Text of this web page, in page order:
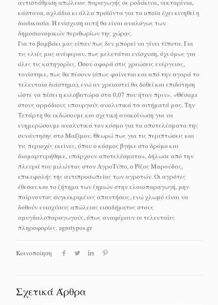
αντιστάθμιση απώλειας παραγωγής σε ροδάκινα, νεκταρίνια,
κάστανα, αχλάδια κι άλλα προϊόντα για τα οποία έχει κινηθεί η
διαδικασία. Η ενίσχυση αυτή θα είναι αναλόγως των
δημοσιονομικών περιθωρίων της χώρας.
Για το βαμβάκι μας είπαν πως δεν μπορεί να γίνει τίποτα. Για
τις ελιές μας ανέφεραν, πως μελετάται ενίσχυση, όχι όμως για
όλες τις κατηγορίες. Όσον αφορά στις χρεώσεις ενέργειας,
τονίστηκε, πως θα πέσουν (όπως φαίνεται και από την αγορά το
τελευταίο διάστημα), ενώ αν χρειαστεί θα δοθεί και επιδότηση
ώστε να πέσει η κιλοβατώρα στα 0,07 που ήταν πριν». «Θέσαμε
στους αρμόδιους υπουργούς αναλυτικά τα αιτήματά μας. Την
Τετάρτη θα εκδώσουμε και σχετική ανακοίνωση για να
ενημερώσουμε αναλυτικά τον κόσμο για τα αποτελέσματα της
συνάντησης στο Μαξίμου. Θεωρώ πως για τις περιπτώσεις και
τις περιοχές εκείνες, όπου ο κόσμος βγήκε στο δρόμο και
διαμαρτυρήθηκε, υπάρχουν αποτελέσματα», δήλωσε από την
πλευρά του μιλώντας στον ΑγροΤύπο, ο Ρίζος Μαρούδας,
επικεφαλής της αντιπροσωπείας των αγροτών. Oι αγρότες
έθεσαν και το ζήτημα των ζημιών στην ελαιοπαραγωγή, μην
παίρνοντας συγκεκριμένες απαντήσεις, ενώ χλωμό είναι να
δοθούν ενισχύσεις απώλειας εισοδήματος στους
αμυγδαλοπαραγωγούς, όπως αναφέρουν οι τελευταίες
πληροφορίες. agrotypos.gr
Κοινοποίηση
Σχετικά Άρθρα